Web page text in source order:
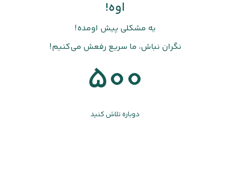
اوه!
یه مشکلی پیش اومده!
نگران نباش، ما سریع رفعش می‌کنیم!
500
دوباره تلاش کنید